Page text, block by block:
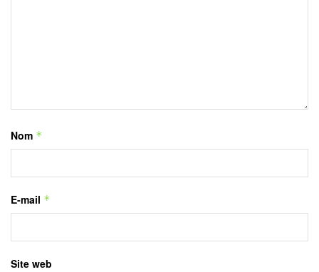
Nom *
E-mail *
Site web